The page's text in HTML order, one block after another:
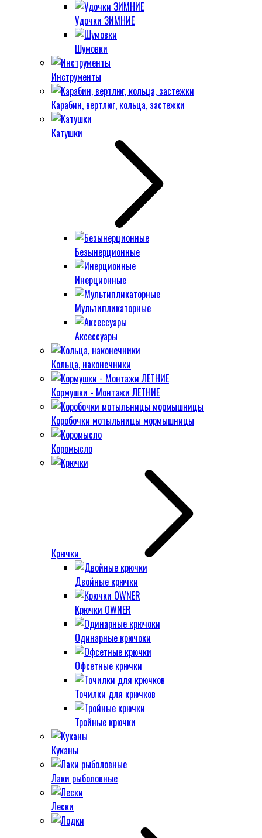
Удочки ЗИМНИЕ
Шумовки
Инструменты
Карабин, вертлюг, кольца, застежки
Катушки
Безынерционные
Инерционные
Мультипликаторные
Аксессуары
Кольца, наконечники
Кормушки - Монтажи ЛЕТНИЕ
Коробочки мотыльницы мормышницы
Коромысло
Крючки
Двойные крючки
Крючки OWNER
Одинарные крючоки
Офсетные крючки
Точилки для крючков
Тройные крючки
Куканы
Лаки рыболовные
Лески